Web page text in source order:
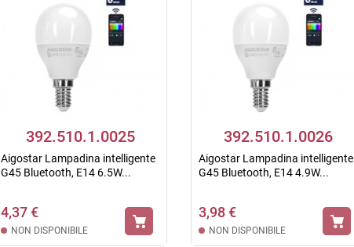
392.510.1.0025
Aigostar Lampadina intelligente
G45 Bluetooth, E14 6.5W...
4,37 €
NON DISPONIBILE
392.510.1.0026
Aigostar Lampadina intelligente
G45 Bluetooth, E14 4.9W...
3,98 €
NON DISPONIBILE